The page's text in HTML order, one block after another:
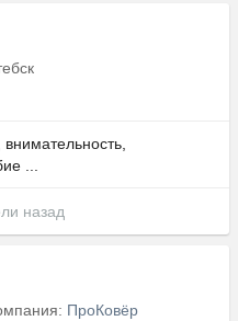
внимательность,
...
назад
ПроКовёр